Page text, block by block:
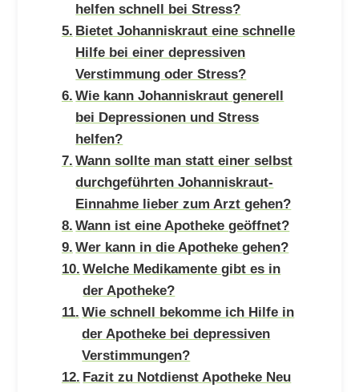
helfen schnell bei Stress?
Bietet Johanniskraut eine schnelle
Hilfe bei einer depressiven
Verstimmung oder Stress?
Wie kann Johanniskraut generell
bei Depressionen und Stress
helfen?
Wann sollte man statt einer selbst
durchgeführten Johanniskraut-
Einnahme lieber zum Arzt gehen?
Wann ist eine Apotheke geöffnet?
Wer kann in die Apotheke gehen?
Welche Medikamente gibt es in
der Apotheke?
Wie schnell bekomme ich Hilfe in
der Apotheke bei depressiven
Verstimmungen?
Fazit zu Notdienst Apotheke Neu